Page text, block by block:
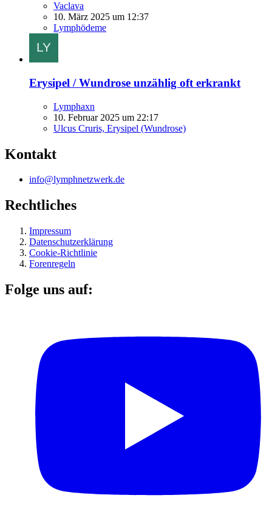
Vaclava
10. März 2025 um 12:37
Lymphödeme
Erysipel / Wundrose unzählig oft erkrankt
Lymphaxn
10. Februar 2025 um 22:17
Ulcus Cruris, Erysipel (Wundrose)
Kontakt
info@lymphnetzwerk.de
Rechtliches
Impressum
Datenschutzerklärung
Cookie-Richtlinie
Forenregeln
Folge uns auf: